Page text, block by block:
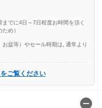
でに4日～7日程度お時間を頂く
め）
盆等）やセール時期は, 通常より
ご覧ください